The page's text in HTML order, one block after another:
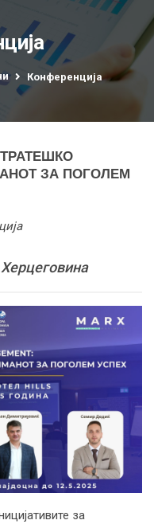
Конференција
ЗА ПОГОЛЕМ
за